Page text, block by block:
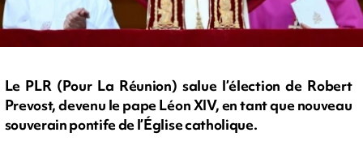
Le PLR (Pour La Réunion) salue l’élection de Robert
Prevost, devenu le pape Léon XIV, en tant que nouveau
souverain pontife de l’Église catholique.